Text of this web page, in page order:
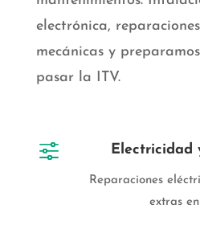
electrónica,
mecánicas y
pasar la ITV.
f Electricidad
Reparaciones
extras